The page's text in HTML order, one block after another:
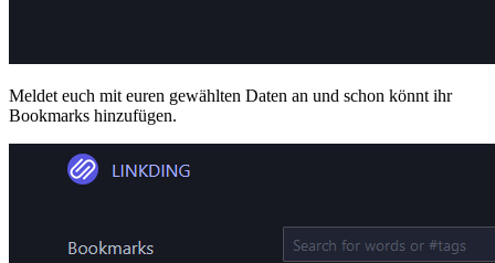
Meldet euch mit euren gewählten Daten an und schon könnt ihr
Bookmarks hinzufügen.